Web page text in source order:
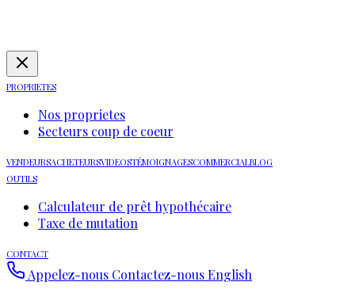
PROPRIETES
Nos proprietes
Secteurs coup de coeur
VENDEURSACHETEURSVIDEOSTÉMOIGNAGESCOMMERCIALBLOG
OUTILS
Calculateur de prêt hypothécaire
Taxe de mutation
CONTACT
Appelez-nous Contactez-nousEnglish